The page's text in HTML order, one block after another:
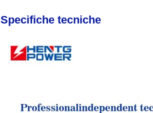
Specifiche tecniche